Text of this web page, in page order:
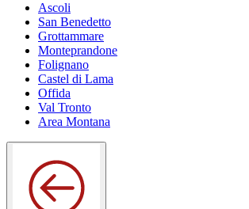
Ascoli
San Benedetto
Grottammare
Monteprandone
Folignano
Castel di Lama
Offida
Val Tronto
Area Montana